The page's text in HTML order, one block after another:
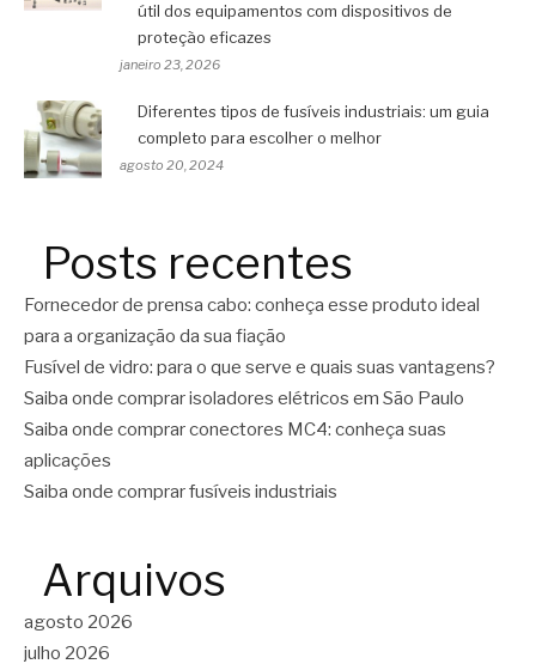
útil dos equipamentos com dispositivos de
proteção eficazes
janeiro 23, 2026
Diferentes tipos de fusíveis industriais: um guia
completo para escolher o melhor
agosto 20, 2024
Posts recentes
Fornecedor de prensa cabo: conheça esse produto ideal
para a organização da sua fiação
Fusível de vidro: para o que serve e quais suas vantagens?
Saiba onde comprar isoladores elétricos em São Paulo
Saiba onde comprar conectores MC4: conheça suas
aplicações
Saiba onde comprar fusíveis industriais
Arquivos
agosto 2026
julho 2026